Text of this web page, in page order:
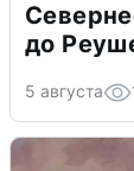
до
5 августа